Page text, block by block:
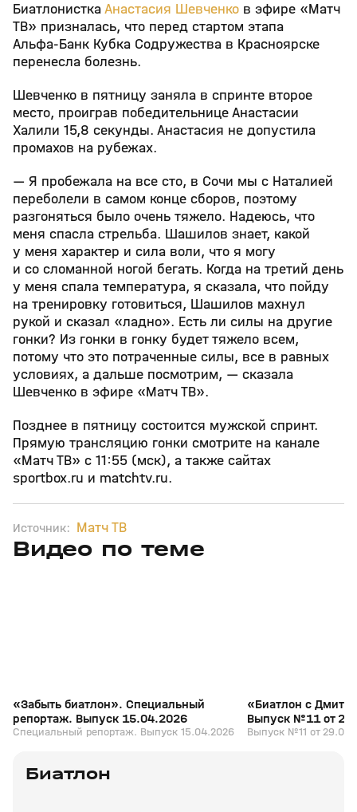
БиатлонисткаАнастасия Шевченко в эфире «Матч
ТВ» призналась, что перед стартом этапа
Альфа‑Банк Кубка Содружества в Красноярске
перенесла болезнь.
Шевченко в пятницу заняла в спринте второе
место, проиграв победительнице Анастасии
Халили 15,8 секунды. Анастасия не допустила
промахов на рубежах.
— Я пробежала на все сто, в Сочи мы с Наталией
переболели в самом конце сборов, поэтому
разгоняться было очень тяжело. Надеюсь, что
меня спасла стрельба. Шашилов знает, какой
у меня характер и сила воли, что я могу
и со сломанной ногой бегать. Когда на третий день
у меня спала температура, я сказала, что пойду
на тренировку готовиться, Шашилов махнул
рукой и сказал «ладно». Есть ли силы на другие
гонки? Из гонки в гонку будет тяжело всем,
потому что это потраченные силы, все в равных
условиях, а дальше посмотрим, — сказала
Шевченко в эфире «Матч ТВ».
Позднее в пятницу состоится мужской спринт.
Прямую трансляцию гонки смотрите на канале
«Матч ТВ» с 11:55 (мск), а также сайтах
sportbox.ru и matchtv.ru.
Источник: Матч ТВ
Видео по теме
15 апр, 13:09
«Забыть биатлон». Специальный
репортаж. Выпуск 15.04.2026
Специальный репортаж. Выпуск 15.04.2026
«Биатлон с
Выпуск №11 от
Выпуск №11 от
Биатлон